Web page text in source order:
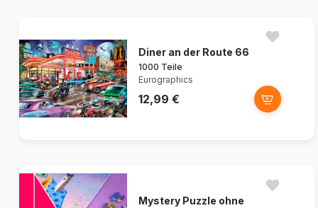
Diner an der Route 66
1000 Teile
Eurographics
12,99 €
Mystery Puzzle ohne